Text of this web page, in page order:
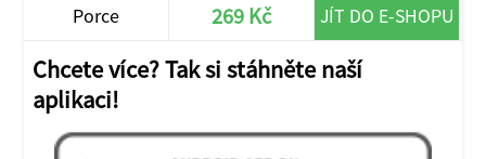
Porce 269 Kč JÍT DO E-SHOPU
Chcete více? Tak si stáhněte naší
aplikaci!